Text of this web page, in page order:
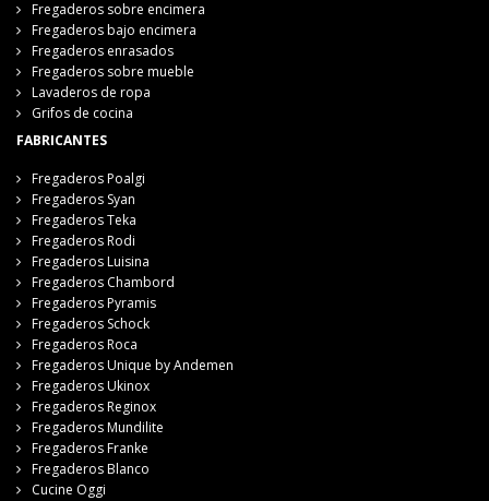
Fregaderos sobre encimera
Fregaderos bajo encimera
Fregaderos enrasados
Fregaderos sobre mueble
Lavaderos de ropa
Grifos de cocina
FABRICANTES
Fregaderos Poalgi
Fregaderos Syan
Fregaderos Teka
Fregaderos Rodi
Fregaderos Luisina
Fregaderos Chambord
Fregaderos Pyramis
Fregaderos Schock
Fregaderos Roca
Fregaderos Unique by Andemen
Fregaderos Ukinox
Fregaderos Reginox
Fregaderos Mundilite
Fregaderos Franke
Fregaderos Blanco
Cucine Oggi